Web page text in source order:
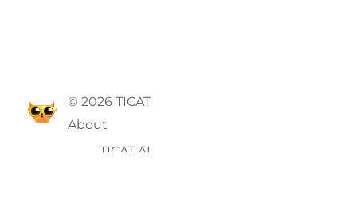
© 2026 TICAT
About
TICAT AI